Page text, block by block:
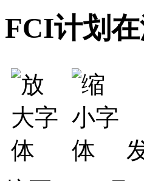
FCI计划